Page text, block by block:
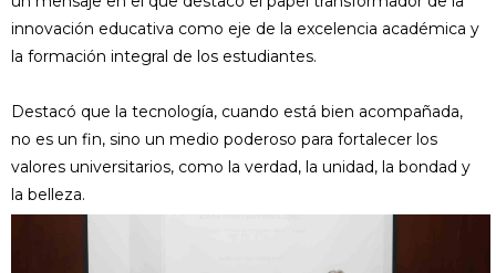
innovación educativa como eje de la excelencia académica y
la formación integral de los estudiantes.
Destacó que la tecnología, cuando está bien acompañada,
no es un fin, sino un medio poderoso para fortalecer los
valores universitarios, como la verdad, la unidad, la bondad y
la belleza.